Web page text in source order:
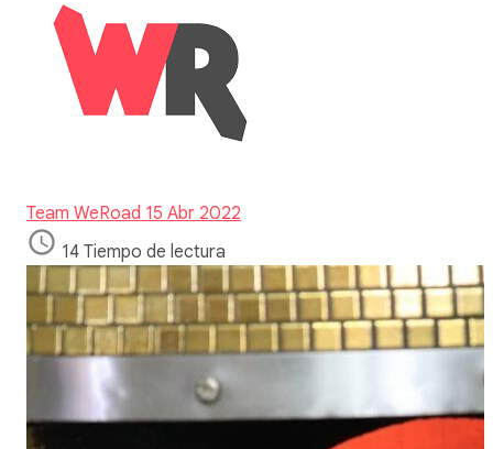
Team WeRoad 15 Abr 2022
14 Tiempo de lectura